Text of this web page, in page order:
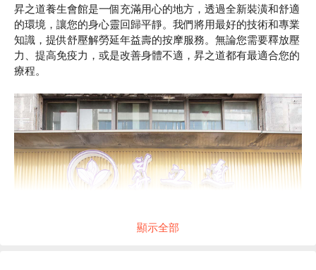
昇之道養生會館是一個充滿用心的地方，透過全新裝潢和舒適
的環境，讓您的身心靈回歸平靜。我們將用最好的技術和專業
知識，提供舒壓解勞延年益壽的按摩服務。無論您需要釋放壓
力、提高免疫力，或是改善身體不適，昇之道都有最適合您的
療程。
顯示全部